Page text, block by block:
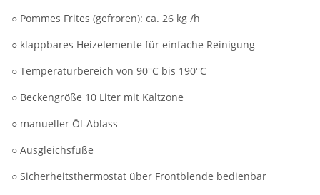
○ Pommes Frites (gefroren): ca. 26 kg /h
○ klappbares Heizelemente für einfache Reinigung
○ Temperaturbereich von 90°C bis 190°C
○ Beckengröße 10 Liter mit Kaltzone
○ manueller Öl-Ablass
○ Ausgleichsfüße
○ Sicherheitsthermostat über Frontblende bedienbar